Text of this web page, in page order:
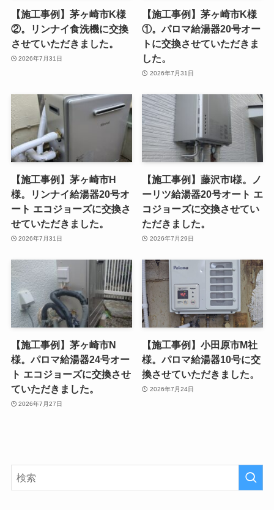
【施工事例】茅ヶ崎市K様
②。リンナイ食洗機に交換
させていただきました。
2026年7月31日
【施工事例】茅ヶ崎市K様
①。パロマ給湯器20号オー
トに交換させていただきま
した。
2026年7月31日
【施工事例】茅ヶ崎市H
様。リンナイ給湯器20号オ
ート エコジョーズに交換さ
せていただきました。
2026年7月31日
【施工事例】藤沢市I様。ノ
ーリツ給湯器20号オート エ
コジョーズに交換させてい
ただきました。
2026年7月29日
【施工事例】茅ヶ崎市N
様。パロマ給湯器24号オー
ト エコジョーズに交換させ
ていただきました。
2026年7月27日
【施工事例】小田原市M社
様。パロマ給湯器10号に交
換させていただきました。
2026年7月24日